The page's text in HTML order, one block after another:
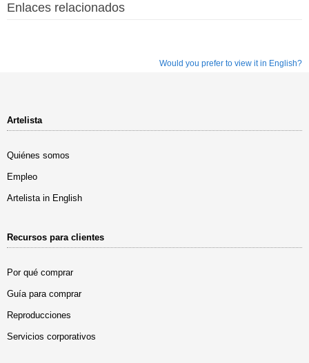
Enlaces relacionados
Would you prefer to view it in English?
Artelista
Quiénes somos
Empleo
Artelista in English
Recursos para clientes
Por qué comprar
Guía para comprar
Reproducciones
Servicios corporativos